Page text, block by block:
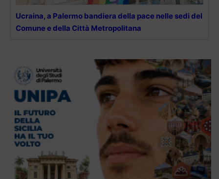
Ucraina, a Palermo bandiera della pace nelle sedi del
Comune e della Città Metropolitana